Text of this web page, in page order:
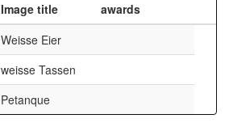
Image title
awards
Weisse Eier
weisse Tassen
Petanque